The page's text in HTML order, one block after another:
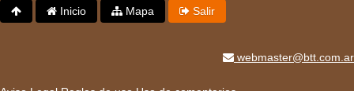
Inicio Mapa Salir
webmaster@btt.com.ar